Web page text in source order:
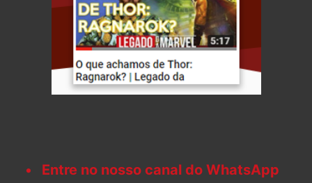
Entre no nosso canal do WhatsApp